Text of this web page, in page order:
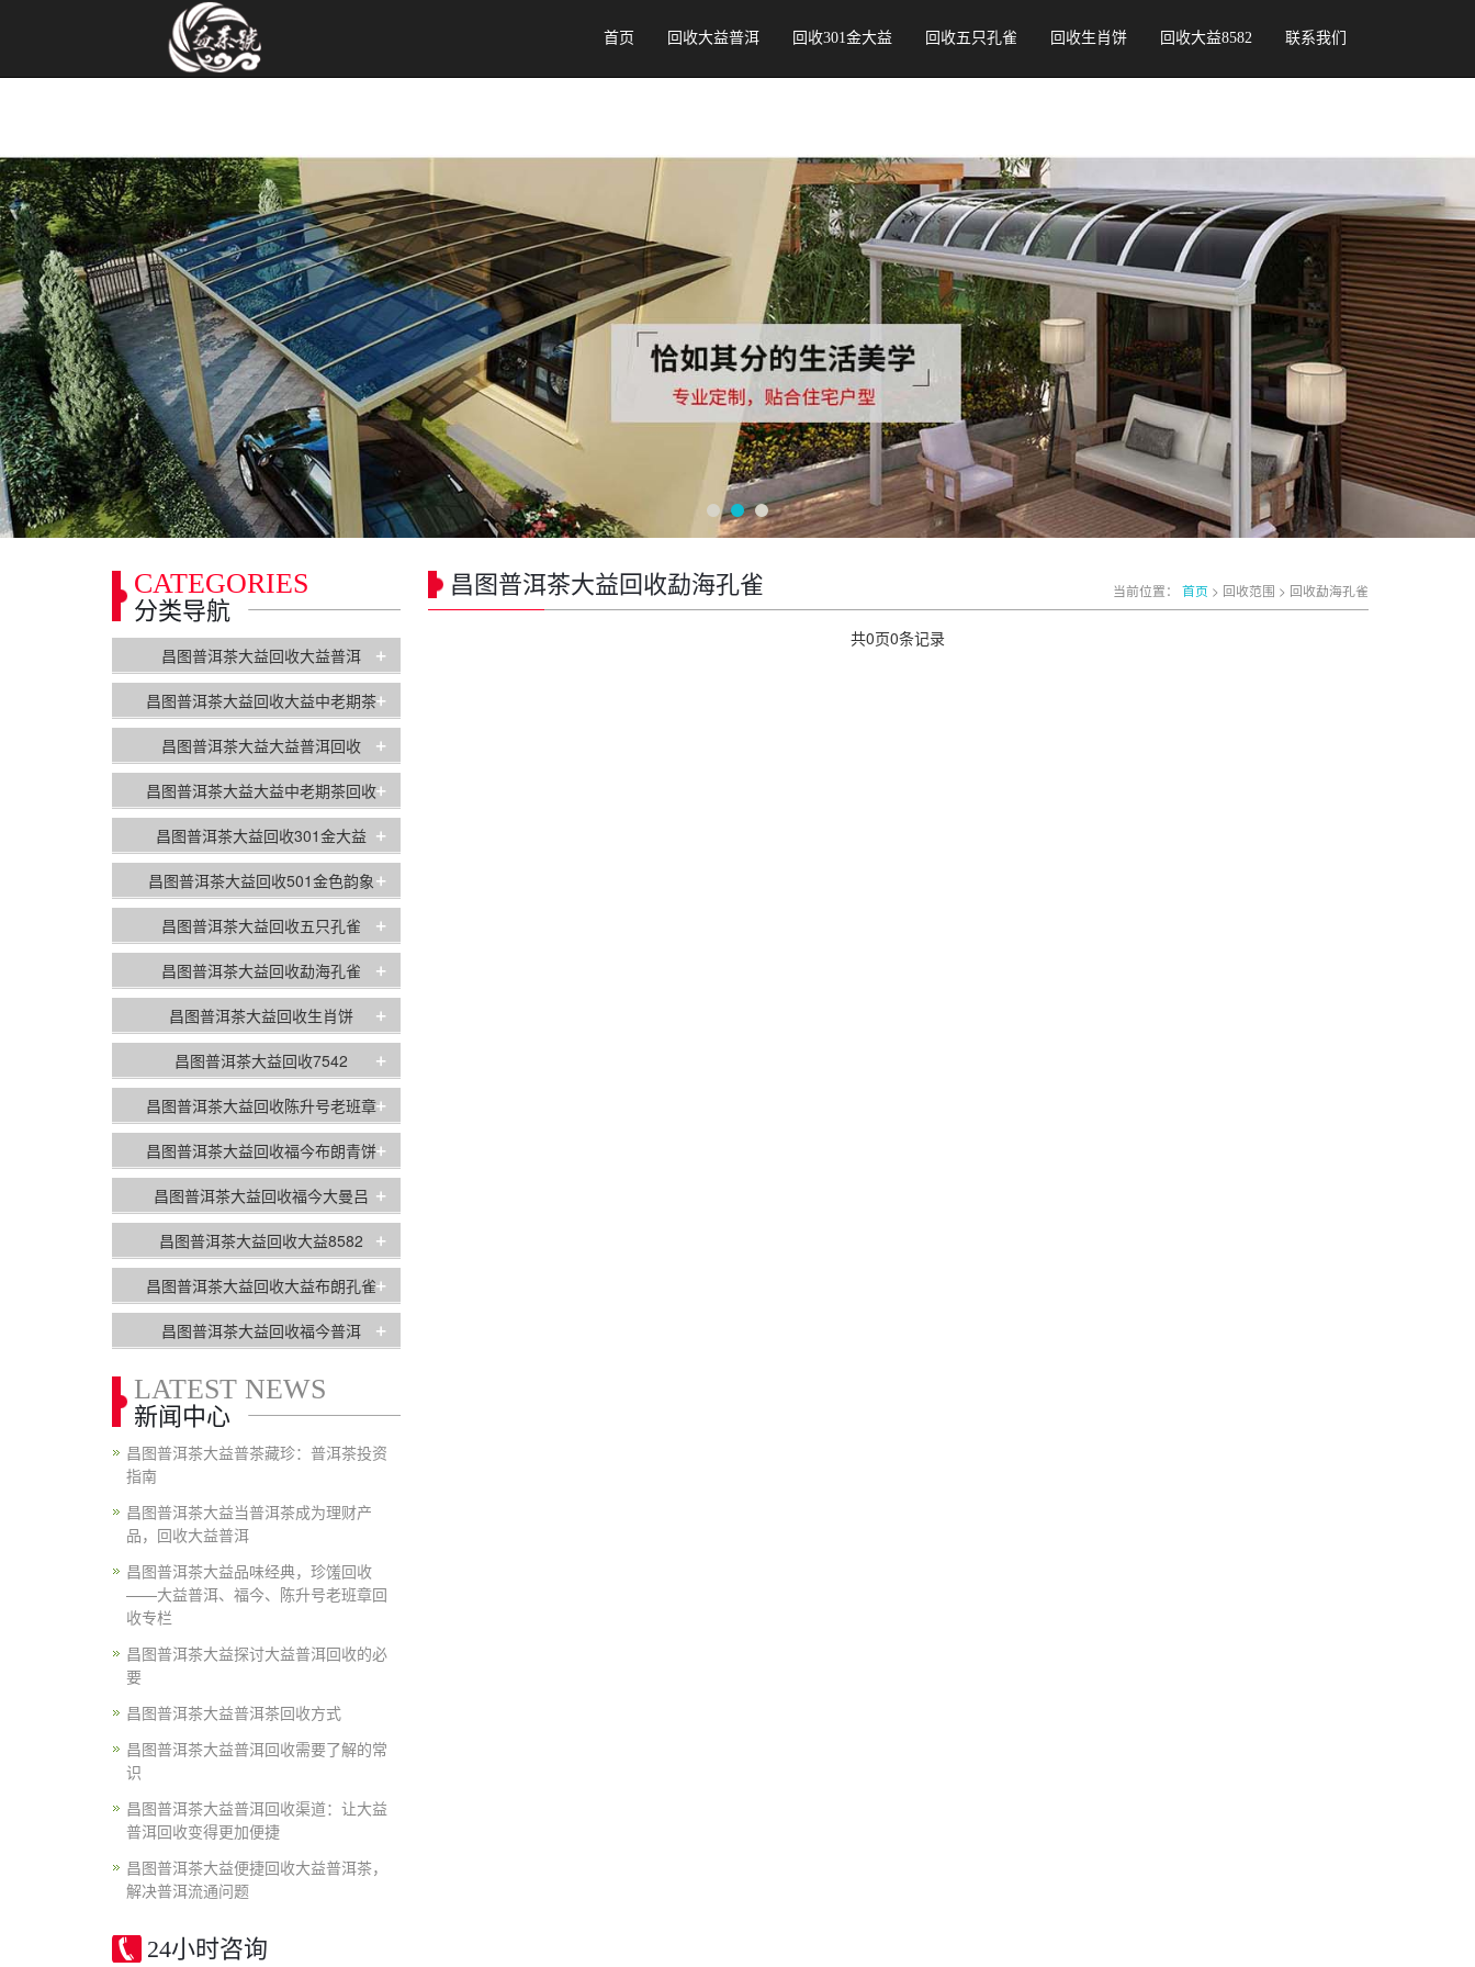
首页 回收大益普洱 回收301金大益 回收五只孔雀 回收生肖饼 回收大益8582 联系我们
昌图普洱茶大益回收勐海孔雀 当前位置： 首页 > 回收范围 > 回收勐海孔雀
共0页0条记录
CATEGORIES
分类导航
昌图普洱茶大益回收大益普洱 +
昌图普洱茶大益回收大益中老期茶+
昌图普洱茶大益大益普洱回收 +
昌图普洱茶大益大益中老期茶回收+
昌图普洱茶大益回收301金大益 +
昌图普洱茶大益回收501金色韵象+
昌图普洱茶大益回收五只孔雀 +
昌图普洱茶大益回收勐海孔雀 +
昌图普洱茶大益回收生肖饼 +
昌图普洱茶大益回收7542 +
昌图普洱茶大益回收陈升号老班章+
昌图普洱茶大益回收福今布朗青饼+
昌图普洱茶大益回收福今大曼吕 +
昌图普洱茶大益回收大益8582 +
昌图普洱茶大益回收大益布朗孔雀+
昌图普洱茶大益回收福今普洱 +
LATEST NEWS
新闻中心
昌图普洱茶大益普茶藏珍：普洱茶投资
指南
昌图普洱茶大益当普洱茶成为理财产
品，回收大益普洱
昌图普洱茶大益品味经典，珍馐回收
——大益普洱、福今、陈升号老班章回
收专栏
昌图普洱茶大益探讨大益普洱回收的必
要
昌图普洱茶大益普洱茶回收方式
昌图普洱茶大益普洱回收需要了解的常
识
昌图普洱茶大益普洱回收渠道：让大益
普洱回收变得更加便捷
昌图普洱茶大益便捷回收大益普洱茶，
解决普洱流通问题
24小时咨询